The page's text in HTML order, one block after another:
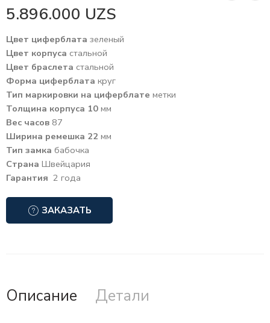
5.896.000 UZS
Цвет циферблата зеленый
Цвет корпуса стальной
Цвет браслета стальной
Форма циферблата круг
Тип маркировки на циферблате метки
Толщина корпуса 10 мм
Вес часов 87
Ширина ремешка 22 мм
Тип замка бабочка
Страна Швейцария
Гарантия 2 года
ЗАКАЗАТЬ
Описание Детали